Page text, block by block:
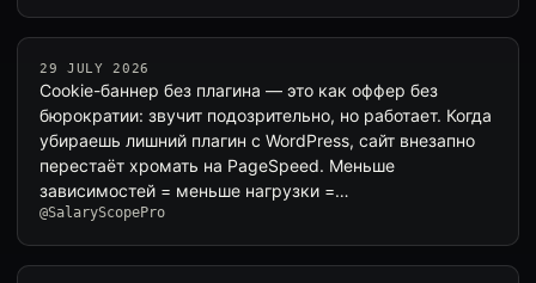
29 JULY 2026
Cookie-баннер без плагина — это как оффер без
бюрократии: звучит подозрительно, но работает. Когда
убираешь лишний плагин с WordPress, сайт внезапно
перестаёт хромать на PageSpeed. Меньше
зависимостей = меньше нагрузки =…
@SalaryScopePro